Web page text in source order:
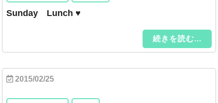
Sunday Lunch ♥
続きを読む...
2015/02/25